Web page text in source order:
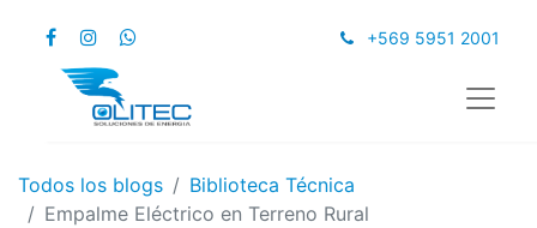
+569 5951 2001
Todos los blogs
Biblioteca Técnica
Empalme Eléctrico en Terreno Rural